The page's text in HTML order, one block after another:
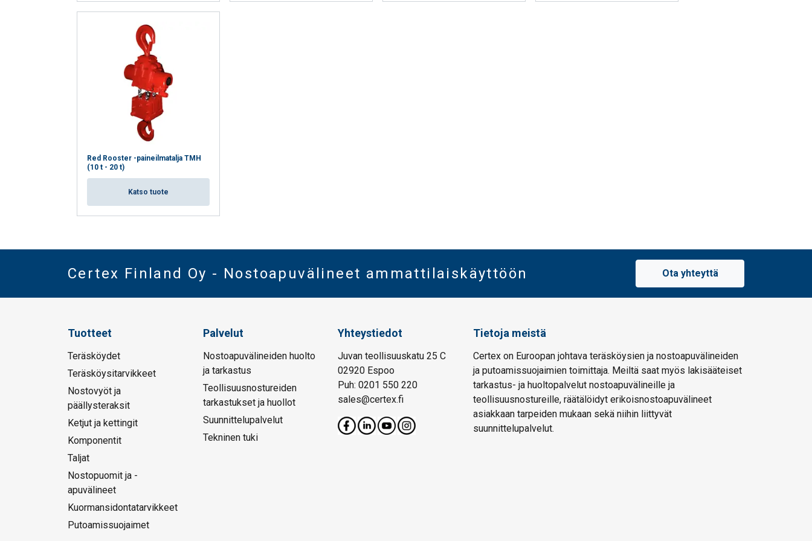
Red Rooster -paineilmatalja TMH
(10 t - 20 t)
Katso tuote
Certex Finland Oy - Nostoapuvälineet ammattilaiskäyttöön Ota yhteyttä
Tuotteet
Teräsköydet
Teräsköysitarvikkeet
Nostovyöt ja
päällysteraksit
Ketjut ja kettingit
Komponentit
Taljat
Nostopuomit ja -
apuvälineet
Kuormansidontatarvikkeet
Putoamissuojaimet
Palvelut
Nostoapuvälineiden huolto
ja tarkastus
Teollisuusnostureiden
tarkastukset ja huollot
Suunnittelupalvelut
Tekninen tuki
Yhteystiedot
Juvan teollisuuskatu 25 C
02920 Espoo
Puh: 0201 550 220
sales@certex.fi
Tietoja meistä
Certex on Euroopan johtava teräsköysien ja nostoapuvälineiden
ja putoamissuojaimien toimittaja. Meiltä saat myös lakisääteiset
tarkastus- ja huoltopalvelut nostoapuvälineille ja
teollisuusnostureille, räätälöidyt erikoisnostoapuvälineet
asiakkaan tarpeiden mukaan sekä niihin liittyvät
suunnittelupalvelut.